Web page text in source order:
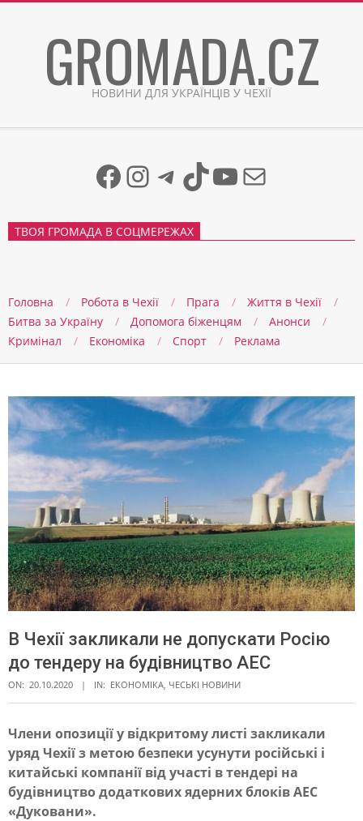
GROMADA.CZ
НОВИНИ ДЛЯ УКРАЇНЦІВ У ЧЕХІЇ
Facebook
Instagram
Telegram
TikTok
YouTube
Mail
ТВОЯ ГРОМАДА В СОЦМЕРЕЖАХ
Головна Робота в Чехії Прага
Життя в Чеxії
Битва за Україну
Допомога біженцям
Анонси
Кримінал
Економіка Спорт Реклама
В Чехії закликали не допускати Росію
до тендеру на будівництво АЕС
ON: 20.10.2020 IN: ЕКОНОМІКА ЧЕСЬКІ НОВИНИ
В
Ч
е
Члени опозиції у відкритому листі закликали
уряд Чехії з метою безпеки усунути російські і
китайські компанії від участі в тендері на
будівництво додаткових ядерних блоків АЕС
«Дуковани».